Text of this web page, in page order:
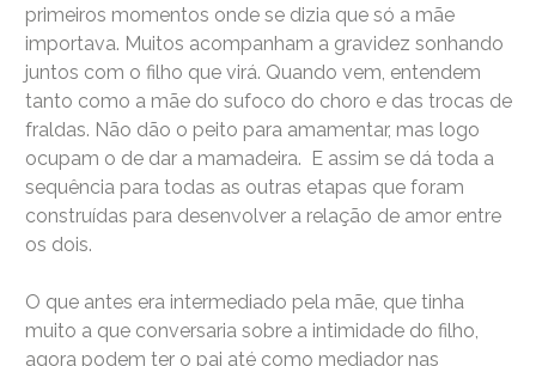
primeiros momentos onde se dizia que só a mãe
importava. Muitos acompanham a gravidez sonhando
juntos com o filho que virá. Quando vem, entendem
tanto como a mãe do sufoco do choro e das trocas de
fraldas. Não dão o peito para amamentar, mas logo
ocupam o de dar a mamadeira. E assim se dá toda a
sequência para todas as outras etapas que foram
construídas para desenvolver a relação de amor entre
os dois.
O que antes era intermediado pela mãe, que tinha
muito a que conversaria sobre a intimidade do filho,
agora podem ter o pai até como mediador nas